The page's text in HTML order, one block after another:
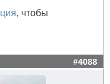
, чтобы
#4088